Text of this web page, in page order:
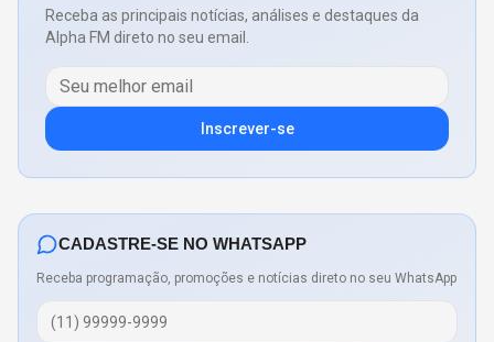
Receba as principais notícias, análises e destaques da
Alpha FM direto no seu email.
Inscrever-se
CADASTRE-SE NO WHATSAPP
Receba programação, promoções e notícias direto no seu WhatsApp